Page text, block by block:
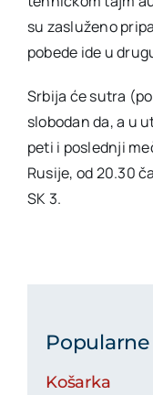
su zasluženo
pobede ide u
Srbija će sutra
slobodan da, a u
peti i poslednji
Rusije, od 20.30
SK 3.
Košarka